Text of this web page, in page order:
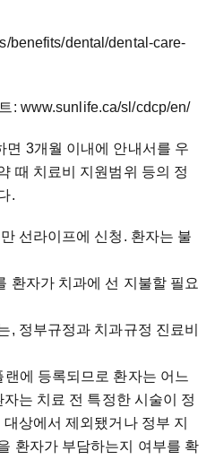
benefits/dental/dental-care-
: www.sunlife.ca/sl/cdcp/en/
면 3개월 이내에 안내서를 우
때 치료비 지원범위 등의 정
.
선라이프에 신청. 환자는 불
환자가 치과에 선 지불할 필요
, 정부규정과 치과규정 진료비
에 등록되므로 환자는 어느
는 치료 전 특정한 시술이 정
상에서 제외됐거나 정부 지
환자가 부담하는지 여부를 확